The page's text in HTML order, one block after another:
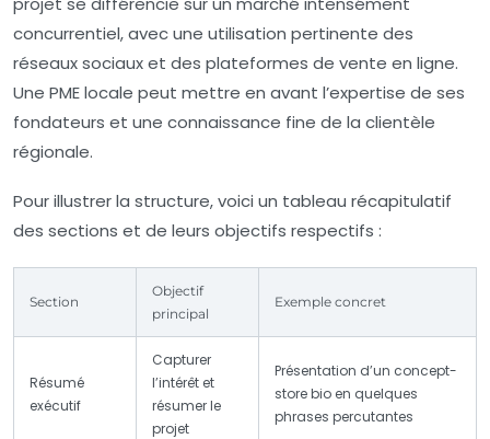
concurrentiel, avec une utilisation pertinente des
réseaux sociaux et des plateformes de vente en ligne.
Une PME locale peut mettre en avant l’expertise de ses
fondateurs et une connaissance fine de la clientèle
régionale.
Pour illustrer la structure, voici un tableau récapitulatif
des sections et de leurs objectifs respectifs :
Section
Objectif
principal
Exemple concret
Résumé
exécutif
Capturer
l’intérêt et
résumer le
projet
Présentation d’un concept-
store bio en quelques
phrases percutantes